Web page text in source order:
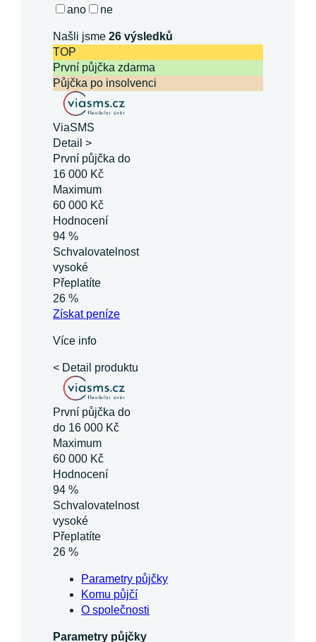
ano ne
Našli jsme26 výsledků
TOP
První půjčka zdarma
Půjčka po insolvenci
ViaSMS
Detail >
První půjčka do
16 000 Kč
Maximum
60 000 Kč
Hodnocení
94 %
Schvalovatelnost
vysoké
Přeplatíte
26 %
Získatpeníze
Více info
< Detail produktu
První půjčka do
do 16 000 Kč
Maximum
60 000 Kč
Hodnocení
94 %
Schvalovatelnost
vysoké
Přeplatíte
26 %
Parametry půjčky
Komu půjčí
O společnosti
Parametry půjčky